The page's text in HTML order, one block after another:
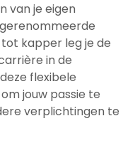
van je eigen
kapper leg je de
in de
flexibele
jouw passie te
verplichtingen te